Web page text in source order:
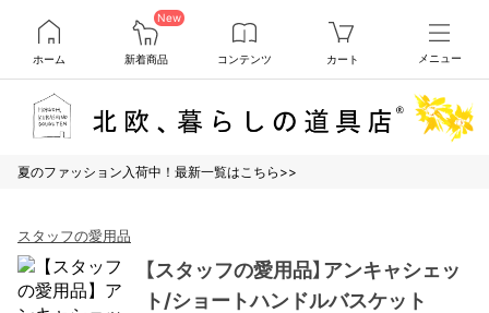
ホーム
New
新着商品 コンテンツ カート メニュー
夏のファッション入荷中！最新一覧はこちら>>
スタッフの愛用品
【スタッフの愛用品】アンキャシェッ
ト/ショートハンドルバスケット